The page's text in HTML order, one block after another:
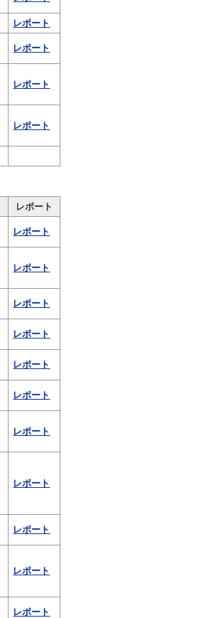
レポート
レポート
レポート
レポート
レポート
レポート
レポート
レポート
レポート
レポート
レポート
レポート
レポート
レポート
レポート
レポート